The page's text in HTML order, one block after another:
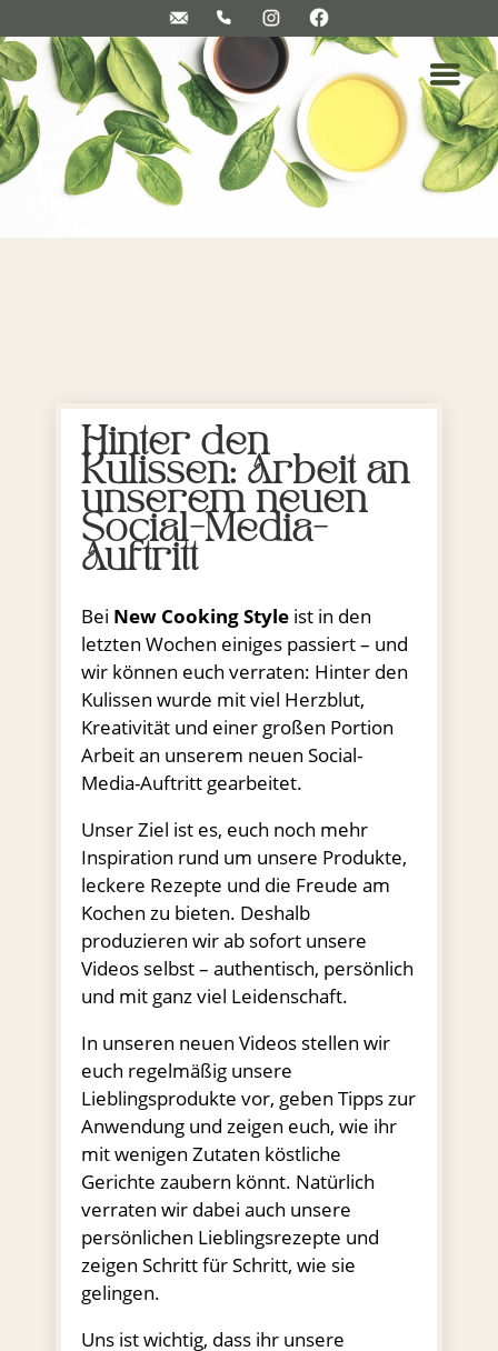
Hinter den
Kulissen: Arbeit an
unserem neuen
Social-Media-
Auftritt
Bei New Cooking Styleist in den
letzten Wochen einiges passiert – und
wir können euch verraten: Hinter den
Kulissen wurde mit viel Herzblut,
Kreativität und einer großen Portion
Arbeit an unserem neuen Social-
Media-Auftritt gearbeitet.
Unser Ziel ist es, euch noch mehr
Inspiration rund um unsere Produkte,
leckere Rezepte und die Freude am
Kochen zu bieten. Deshalb
produzieren wir ab sofort unsere
Videos selbst – authentisch, persönlich
und mit ganz viel Leidenschaft.
In unseren neuen Videos stellen wir
euch regelmäßig unsere
Lieblingsprodukte vor, geben Tipps zur
Anwendung und zeigen euch, wie ihr
mit wenigen Zutaten köstliche
Gerichte zaubern könnt. Natürlich
verraten wir dabei auch unsere
persönlichen Lieblingsrezepte und
zeigen Schritt für Schritt, wie sie
gelingen.
Uns ist wichtig, dass ihr unsere